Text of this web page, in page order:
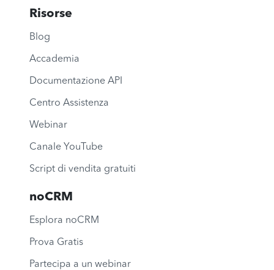
Risorse
Blog
Accademia
Documentazione API
Centro Assistenza
Webinar
Canale YouTube
Script di vendita gratuiti
noCRM
Esplora noCRM
Prova Gratis
Partecipa a un webinar